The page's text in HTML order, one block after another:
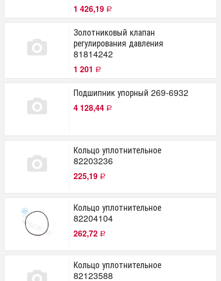
1 426,19 Р
Золотниковый клапан
регулирования давления
81814242
1 201 Р
Подшипник упорный 269-6932
4 128,44 Р
Кольцо уплотнительное
82203236
225,19 Р
Кольцо уплотнительное
82204104
262,72 Р
Кольцо уплотнительное
82123588